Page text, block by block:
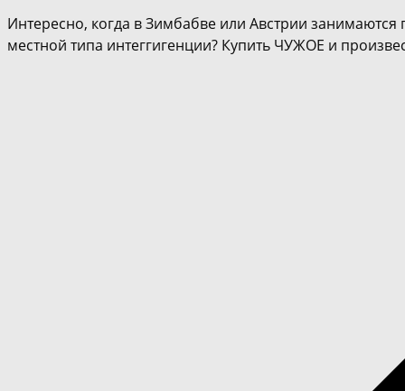
Интересно, когда в Зимбабве или Австрии
местной типа интеггигенции? Купить ЧУЖОЕ и